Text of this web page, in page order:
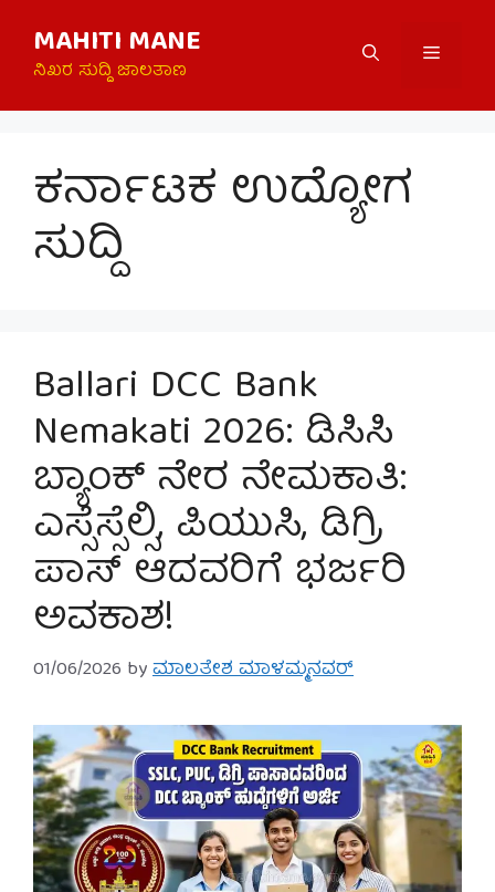
content
MAHITI MANE
ನಿಖರ ಸುದ್ದಿ ಜಾಲತಾಣ
Menu
ಕರ್ನಾಟಕ ಉದ್ಯೋಗ
ಸುದ್ದಿ
Ballari DCC Bank
Nemakati 2026: ಡಿಸಿಸಿ
ಬ್ಯಾಂಕ್ ನೇರ ನೇಮಕಾತಿ:
ಎಸ್ಸೆಸ್ಸೆಲ್ಸಿ, ಪಿಯುಸಿ, ಡಿಗ್ರಿ
ಪಾಸ್ ಆದವರಿಗೆ ಭರ್ಜರಿ
ಅವಕಾಶ!
01/06/2026 byಮಾಲತೇಶ ಮಾಳಮ್ಮನವರ್